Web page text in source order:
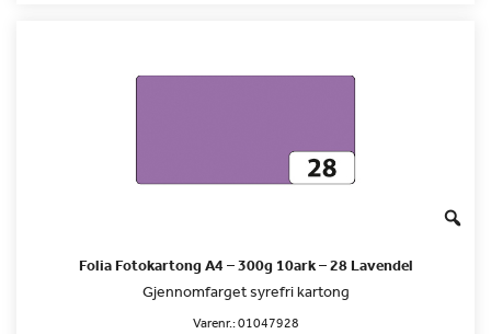
Folia Fotokartong A4 – 300g 10ark – 28 Lavendel
Gjennomfarget syrefri kartong
Varenr.:01047928